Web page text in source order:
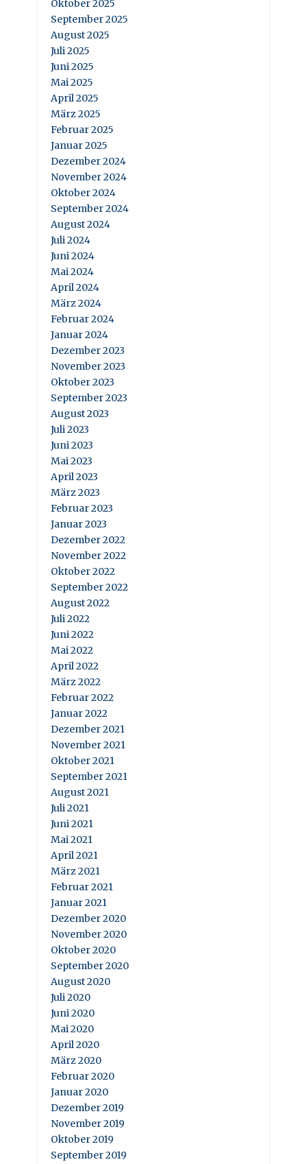
Oktober 2025
September 2025
August 2025
Juli 2025
Juni 2025
Mai 2025
April 2025
März 2025
Februar 2025
Januar 2025
Dezember 2024
November 2024
Oktober 2024
September 2024
August 2024
Juli 2024
Juni 2024
Mai 2024
April 2024
März 2024
Februar 2024
Januar 2024
Dezember 2023
November 2023
Oktober 2023
September 2023
August 2023
Juli 2023
Juni 2023
Mai 2023
April 2023
März 2023
Februar 2023
Januar 2023
Dezember 2022
November 2022
Oktober 2022
September 2022
August 2022
Juli 2022
Juni 2022
Mai 2022
April 2022
März 2022
Februar 2022
Januar 2022
Dezember 2021
November 2021
Oktober 2021
September 2021
August 2021
Juli 2021
Juni 2021
Mai 2021
April 2021
März 2021
Februar 2021
Januar 2021
Dezember 2020
November 2020
Oktober 2020
September 2020
August 2020
Juli 2020
Juni 2020
Mai 2020
April 2020
März 2020
Februar 2020
Januar 2020
Dezember 2019
November 2019
Oktober 2019
September 2019